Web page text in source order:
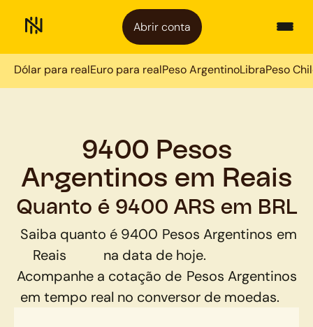
Abrir conta
Dólar para realEuro para realPeso ArgentinoLibraPeso
9400 Pesos
Argentinos em Reais
Quanto é 9400 ARS em BRL
Saiba quanto é 9400 Pesos Argentinos em
Reais
na data de hoje.
Acompanhe a cotação de Pesos Argentinos
em tempo real no conversor de moedas.